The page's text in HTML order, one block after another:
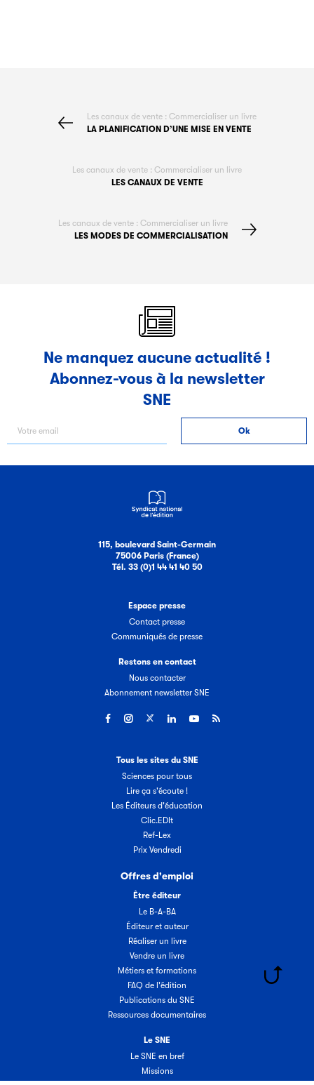
Les canaux de vente : Commercialiser un livre
LA PLANIFICATION D’UNE MISE EN VENTE
Les canaux de vente : Commercialiser un livre
LES CANAUX DE VENTE
Les canaux de vente : Commercialiser un livre
LES MODES DE COMMERCIALISATION
Ne manquez aucune actualité !
Abonnez-vous à la newsletter
SNE
115, boulevard Saint-Germain
75006 Paris (France)
Tél. 33 (0)1 44 41 40 50
Espace presse
Contact presse
Communiqués de presse
Restons en contact
Nous contacter
Abonnement newsletter SNE
Tous les sites du SNE
Sciences pour tous
Lire ça s'écoute !
Les Éditeurs d'éducation
Clic.EDIt
Ref-Lex
Prix Vendredi
Offres d'emploi
Être éditeur
Le B-A-BA
Éditeur et auteur
Réaliser un livre
Vendre un livre
Métiers et formations
FAQ de l'édition
Publications du SNE
Ressources documentaires
Le SNE
Le SNE en bref
Missions